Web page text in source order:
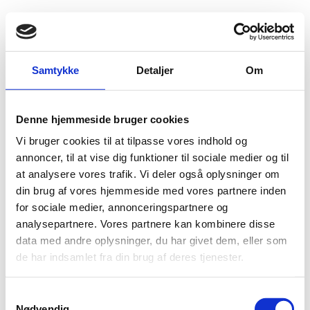
Samtykke Detaljer Om
Denne hjemmeside bruger cookies
Vi bruger cookies til at tilpasse vores indhold og
annoncer, til at vise dig funktioner til sociale medier og til
at analysere vores trafik. Vi deler også oplysninger om
din brug af vores hjemmeside med vores partnere inden
for sociale medier, annonceringspartnere og
analysepartnere. Vores partnere kan kombinere disse
data med andre oplysninger, du har givet dem, eller som
de har indsamlet fra din brug af deres tjenester.
Gå til forsiden Fold søgefelt ud
Menu
Flygtningenævnet
Baggrundsmateriale
Freedom of the Net 2013 – China
03.10.2013 Bilag 334Freedom House Kina (II)
Indeholder oplysninger om ytringsfrihed, herunder
forholdene forbloggere. Videre oplysninger om risikoen
for bortførsel, fængsling og tortur.
Download